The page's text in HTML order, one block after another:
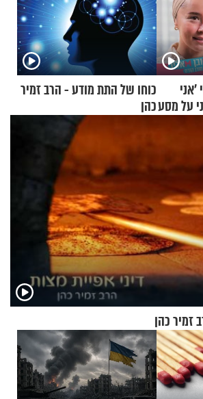
על מסע
כוחו של התת מודע - הרב זמיר
כהן
זמיר כהן